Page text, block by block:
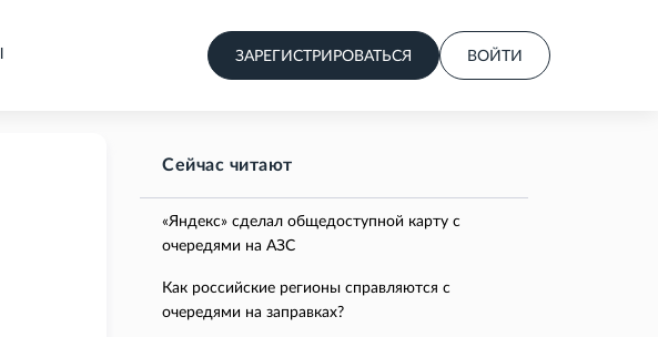
ЗАРЕГИСТРИРОВАТЬСЯ ВОЙТИ
Сейчас читают
«Яндекс» сделал общедоступной карту с
очередями на АЗС
Как российские регионы справляются с
очередями на заправках?